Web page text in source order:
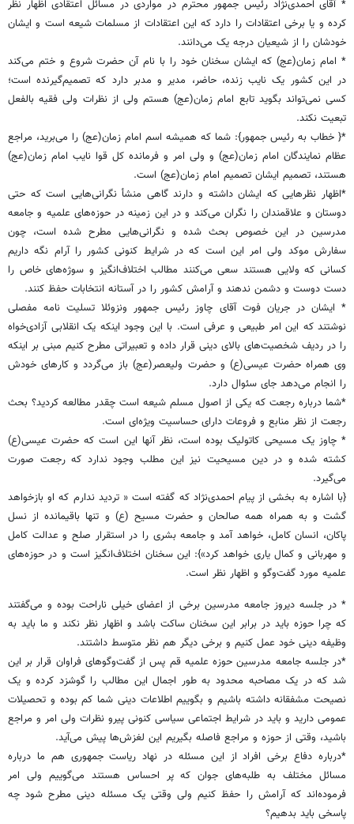
* آقای احمدی‌نژاد رئیس جمهور محترم در مواردی در مسائل اعتقادی اظهار نظر
کرده و یا برخی اعتقادات را دارد که این اعتقادات از مسلمات شیعه است و ایشان
خودشان را از شیعیان درجه یک می‌دانند.
* امام زمان(عج) که ایشان سخنان خود را با نام آن حضرت شروع و ختم می‌کند
در این کشور یک نایب زنده، حاضر، مدیر و مدبر دارد که تصمیم‌گیرنده است؛
کسی نمی‌تواند بگوید تابع امام زمان(عج) هستم ولی از نظرات ولی فقیه بالفعل
تبعیت نکند.
*{ خطاب به رئیس جمهور}: شما که همیشه اسم امام زمان(عج) را می‌برید، مراجع
عظام نمایندگان امام زمان(عج) و ولی امر و فرمانده کل قوا نایب امام زمان(عج)
هستند، تصمیم ایشان تصمیم امام زمان(عج) است.
*اظهار نظرهایی که ایشان داشته و دارند گاهی منشأ نگرانی‌هایی است که حتی
دوستان و علاقمندان را نگران می‌کند و در این زمینه در حوزه‌های علمیه و جامعه
مدرسین در این خصوص بحث شده و نگرانی‌هایی مطرح شده است، چون
سفارش موکد ولی امر این است که در شرایط کنونی کشور را آرام نگه داریم
کسانی که ولایی هستند سعی می‌کنند مطالب اختلاف‌انگیز و سوژه‌های خاص را
دست دوست و دشمن ندهند و آرامش کشور را در آستانه انتخابات حفظ کنند.
* ایشان در جریان فوت آقای چاوز رئیس جمهور ونزوئلا تسلیت نامه مفصلی
نوشتند که این امر طبیعی و عرفی است. با این وجود اینکه یک انقلابی آزادی‌خواه
را در ردیف شخصیت‌های بالای دینی قرار داده و تعبیراتی مطرح کنیم مبنی بر اینکه
وی همراه حضرت عیسی(ع) و حضرت ولیعصر(عج) باز می‌گردد و کارهای خودش
را انجام می‌دهد جای سئوال دارد.
*شما درباره رجعت که یکی از اصول مسلم شیعه است چقدر مطالعه کردید؟ بحث
رجعت از نظر منابع و فروعات دارای حساسیت ویژه‌ای است.
* چاوز یک مسیحی کاتولیک بوده است، نظر آنها این است که حضرت عیسی(ع)
کشته شده و در دین مسیحیت نیز این مطلب وجود ندارد که رجعت صورت
می‌گیرد.
{با اشاره به بخشی از پیام احمدی‌نژاد که گفته است « تردید ندارم که او بازخواهد
گشت و به همراه همه صالحان و حضرت مسیح (ع) و تنها باقیمانده از نسل
پاکان، انسان کامل، خواهد آمد و جامعه بشری را در استقرار صلح و عدالت کامل
و مهربانی و کمال یاری خواهد کرد»}: این سخنان اختلاف‌انگیز است و در حوزه‌های
علمیه مورد گفت‌وگو و اظهار نظر است.
* در جلسه دیروز جامعه مدرسین برخی از اعضای خیلی ناراحت بوده و می‌گفتند
که چرا حوزه باید در برابر این سخنان ساکت باشد و اظهار نظر نکند و ما باید به
وظیفه دینی خود عمل کنیم و برخی دیگر هم نظر متوسط داشتند.
*در جلسه جامعه مدرسین حوزه علمیه قم پس از گفت‌وگوهای فراوان قرار بر این
شد که در یک مصاحبه محدود به طور اجمال این مطالب را گوشزد کرده و یک
نصیحت مشفقانه داشته باشیم و بگوییم اطلاعات دینی شما کم بوده و تحصیلات
عمومی دارید و باید در شرایط اجتماعی سیاسی کنونی پیرو نظرات ولی امر و مراجع
باشید، وقتی از حوزه و مراجع فاصله بگیریم این لغزش‌ها پیش می‌آید.
*درباره دفاع برخی افراد از این مسئله در نهاد ریاست جمهوری هم‌ ما درباره
مسائل مختلف به طلبه‌های جوان که پر احساس هستند می‌گوییم ولی امر
فرموده‌اند که آرامش را حفظ کنیم ولی وقتی یک مسئله دینی مطرح شود چه
پاسخی باید بدهیم؟